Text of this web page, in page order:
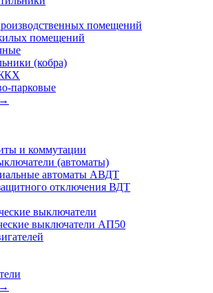
помещений
помещений
(кобра)
парковые
и коммутации
(автоматы)
автоматы АВДТ
отключения ВДТ
выключатели
выключатели АП50